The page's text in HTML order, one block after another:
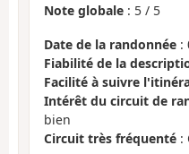
Note globale : 5 / 5
Date de la randonnée :
Fiabilité de la
Facilité à suivre
Intérêt du circuit de
bien
Circuit très fréquenté :